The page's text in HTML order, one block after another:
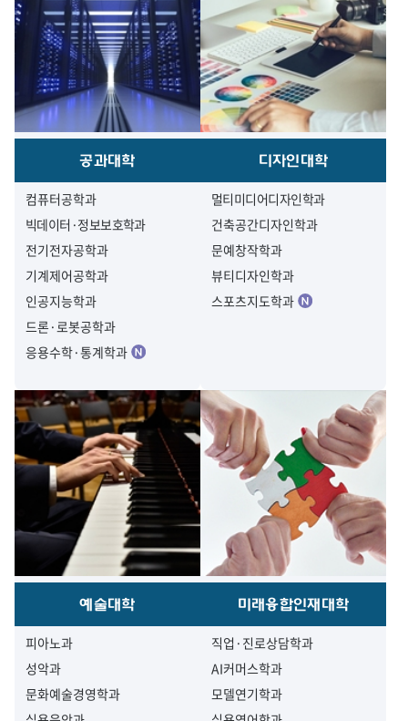
공과대학
컴퓨터공학과
빅데이터·정보보호학과
전기전자공학과
기계제어공학과
인공지능학과
드론·로봇공학과
응용수학·통계학과
디자인대학
멀티미디어디자인학과
건축공간디자인학과
문예창작학과
뷰티디자인학과
스포츠지도학과
예술대학
피아노과
성악과
문화예술경영학과
미래융합인재대학
직업·진로상담학과
AI커머스학과
모델연기학과